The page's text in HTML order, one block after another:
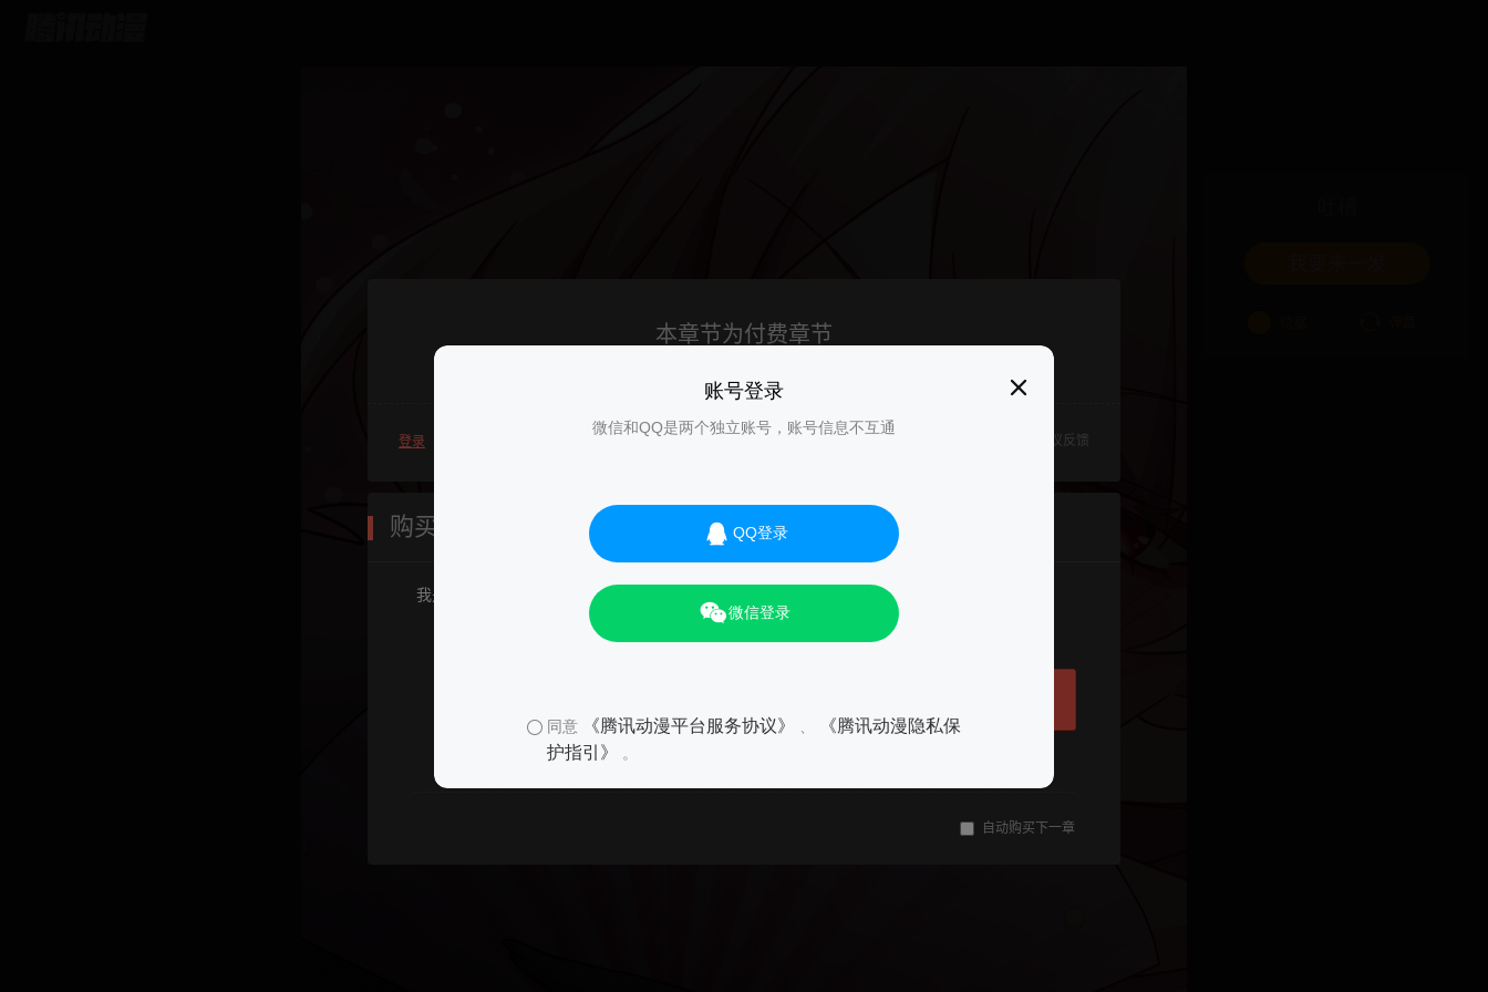
账号登录
微信和QQ是两个独立账号，账号信息不互通
QQ登录
微信登录
同意 《腾讯动漫平台服务协议》
《腾讯动漫隐私保
护指引》
。